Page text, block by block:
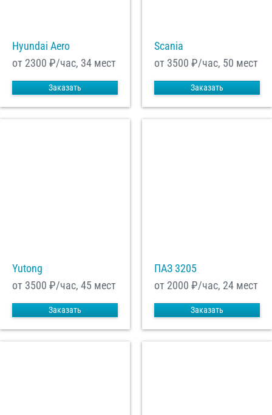
Hyundai Aero
от 2300 ₽/час, 34 мест
Заказать
Scania
от 3500 ₽/час, 50 мест
Заказать
Yutong
от 3500 ₽/час, 45 мест
Заказать
ПАЗ 3205
от 2000 ₽/час, 24 мест
Заказать